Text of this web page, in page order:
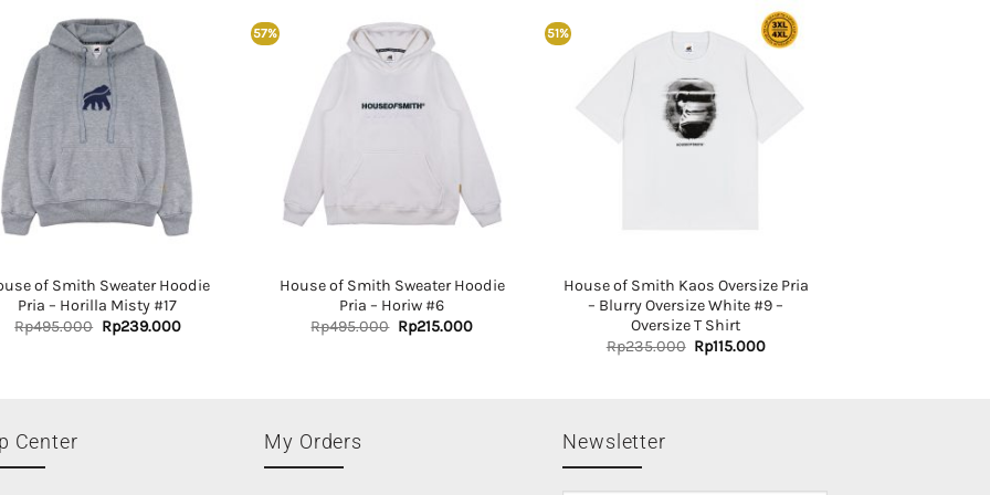
of Smith Sweater Hoodie
Pria – Horilla Misty #17
Rp495.000 Original
price
Rp239.000Current
57%
House of Smith Sweater Hoodie
Pria – Horiw #6
Rp495.000 Original
price
Rp215.000Current
51%
House of Smith Kaos Oversize Pria
– Blurry Oversize White #9 –
Oversize T Shirt
Rp235.000 Original
price
Rp115.000Current
Center My Orders Newsletter